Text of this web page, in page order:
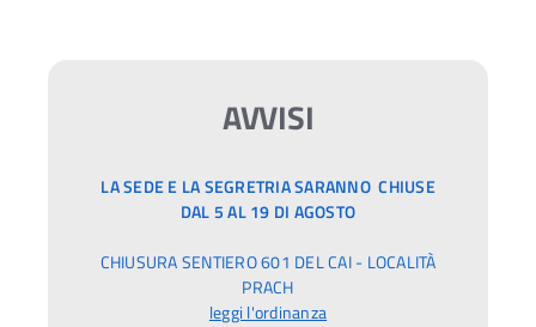
AVVISI
LA SEDE E LA SEGRETRIA SARANNO CHIUSE
DAL 5 AL 19 DI AGOSTO
CHIUSURA SENTIERO 601 DEL CAI - LOCALITÀ
PRACH
leggi l'ordinanza